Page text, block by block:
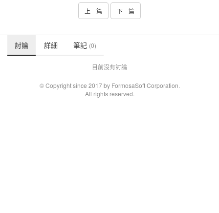
上一篇 下一篇
討論 詳細 筆記 (0)
目前沒有討論
© Copyright since 2017 by FormosaSoft Corporation.
All rights reserved.